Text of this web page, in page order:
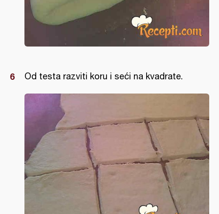
Od testa razviti koru i seći na kvadrate.